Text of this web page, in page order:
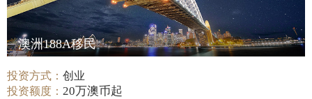
澳洲188A移民
投资方式：创业
投资额度： 20万澳币起